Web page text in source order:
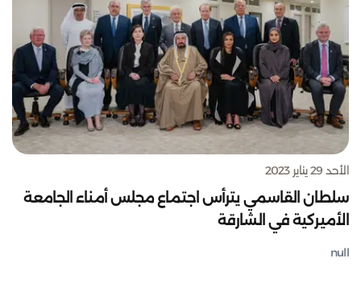
الأحد 29 يناير 2023
سلطان القاسمي يترأس اجتماع مجلس أمناء الجامعة
الأميركية في الشارقة
null